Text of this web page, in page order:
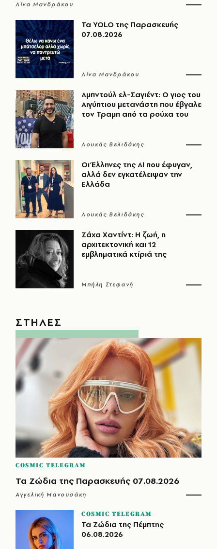
Λίνα Μανδράκου
Τα YOLO της Παρασκευής
07.08.2026
Λίνα Μανδράκου
Αμπντούλ ελ-Σαγιέντ: Ο γιος του
Αιγύπτιου μετανάστη που έβγαλε
τον Τραμπ από τα ρούχα του
Λουκάς Βελιδάκης
Οι Έλληνες της ΑΙ που έφυγαν,
αλλά δεν εγκατέλειψαν την
Ελλάδα
Λουκάς Βελιδάκης
Ζάχα Χαντίντ: Η ζωή, η
αρχιτεκτονική και 12
εμβληματικά κτίριά της
Μπήλη Στεφανή
ΣΤΗΛΕΣ
COSMIC TELEGRAM
Τα Ζώδια της Παρασκευής 07.08.2026
Αγγελική Μανουσάκη
COSMIC TELEGRAM
Τα Ζώδια της Πέμπτης
06.08.2026